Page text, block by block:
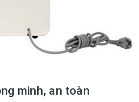
minh, an toàn